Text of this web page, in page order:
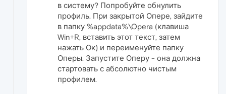
в систему? Попробуйте обнулить
профиль. При закрытой Опере, зайдите
в папку %appdata%\Opera (клавиша
Win+R, вставить этот текст, затем
нажать Ок) и переименуйте папку
Оперы. Запустите Оперу - она должна
стартовать с абсолютно чистым
профилем.